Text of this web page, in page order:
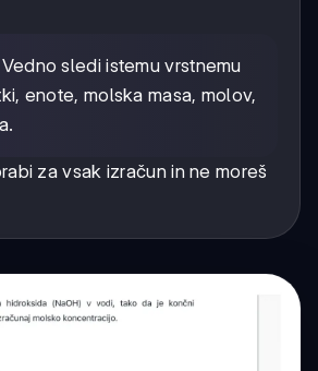
Vedno sledi istemu vrstnemu
enote, molska masa, molov,
za vsak izračun in ne moreš